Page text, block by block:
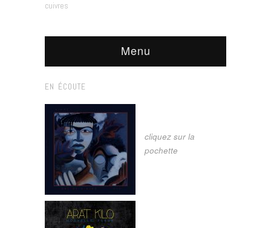
cuivres
Menu
EN ÉCOUTE
cliquez sur la
pochette